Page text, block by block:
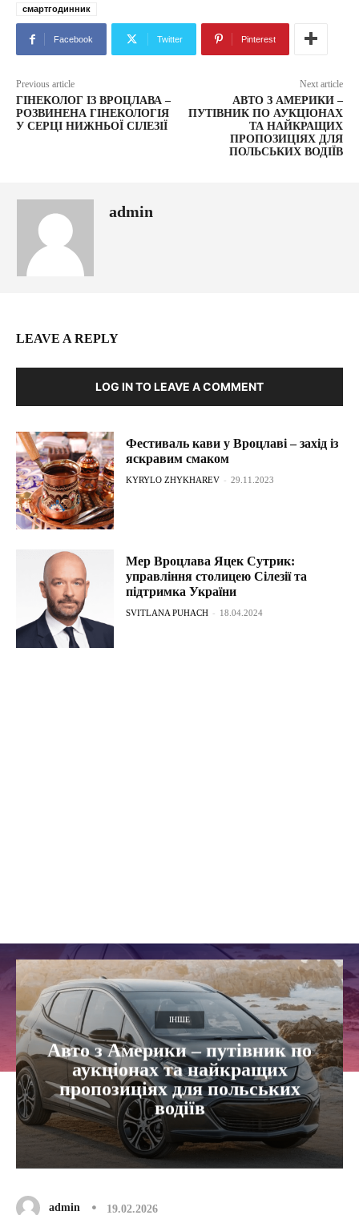
смартгодинник
Facebook Twitter Pinterest
Previous article
ГІНЕКОЛОГ ІЗ ВРОЦЛАВА –
РОЗВИНЕНА ГІНЕКОЛОГІЯ
У СЕРЦІ НИЖНЬОЇ СІЛЕЗІЇ
Next article
АВТО З АМЕРИКИ –
ПУТІВНИК ПО АУКЦІОНАХ
ТА НАЙКРАЩИХ
ПРОПОЗИЦІЯХ ДЛЯ
ПОЛЬСЬКИХ ВОДІЇВ
admin
LEAVE A REPLY
LOG IN TO LEAVE A COMMENT
Фестиваль кави у Вроцлаві – захід із
яскравим смаком
KYRYLO ZHYKHAREV - 29.11.2023
Мер Вроцлава Яцек Сутрик:
управління столицею Сілезії та
підтримка України
SVITLANA PUHACH - 18.04.2024